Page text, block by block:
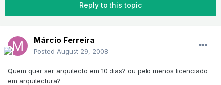
Reply to this topic
Márcio Ferreira
Posted August 29, 2008
Quem quer ser arquitecto em 10 dias? ou pelo menos licenciado
em arquitectura?